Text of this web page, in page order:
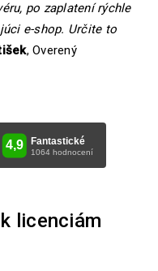
po zaplatení rýchle
e-shop. Určite to
, Overený
licenciám